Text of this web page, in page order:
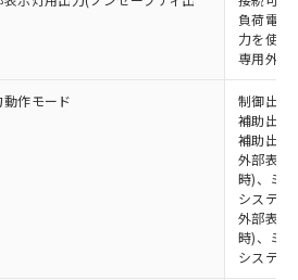
負荷電流
力を使用
専用外部
動作モード
制御出力
補助出力
補助出力
外部表示
時)、ミ
システム
外部表示
時)、ミ
システム
た製品が提供可能な商品で